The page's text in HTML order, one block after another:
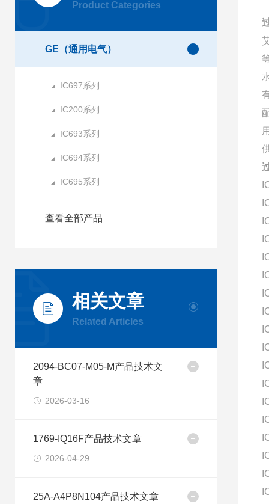
Product Categories
GE（通用电气）
IC697系列
IC200系列
IC693系列
IC694系列
IC695系列
查看全部产品
相关文章
Related Articles
2094-BC07-M05-M产品技术文
章
2026-03-16
1769-IQ16F产品技术文章
2026-04-29
25A-A4P8N104产品技术文章